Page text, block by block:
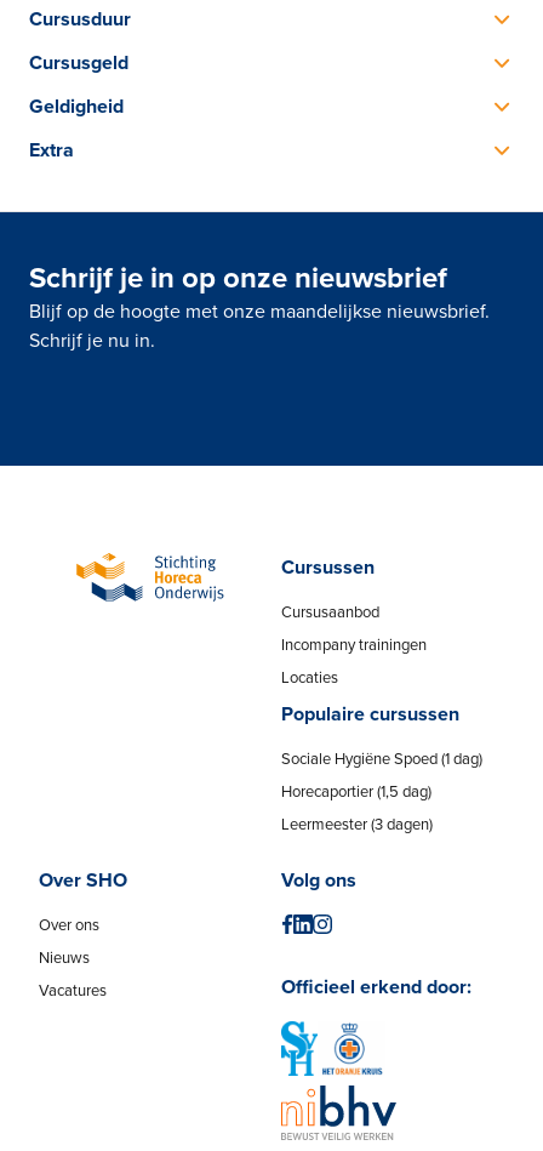
Cursusduur
dien je een verbeterplan te schrijven als examen.
Cursusgeld
certificering en dagarrangement, exclusief btw
Geldigheid
herhalen om je kennis en je vaardigheden up-to-date te
Extra
en 100% nieuw. Wij zijn dan voorlopig ook de enige
Schrijf je in op onze nieuwsbrief
Blijf op de hoogte met onze maandelijkse nieuwsbrief.
Schrijf je nu in.
Cursussen
Cursusaanbod
Incompany trainingen
Locaties
Populaire cursussen
Sociale Hygiëne Spoed (1 dag)
Horecaportier (1,5 dag)
Leermeester (3 dagen)
Over SHO
Over ons
Nieuws
Vacatures
Volg ons
Officieel erkend door: